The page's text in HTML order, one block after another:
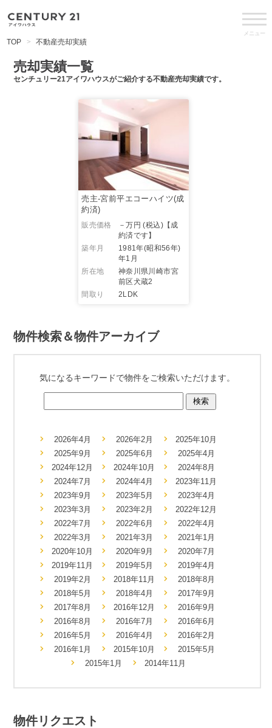
メニュー
TOP 不動産売却実績
売却実績一覧
センチュリー21アイワハウスがご紹介する不動産売却実績です。
売主-宮前平エコーハイツ(成
約済)
販売価格 －万円 (税込)【成
約済です】
築年月
1981年(昭和56年)
年1月
所在地
神奈川県川崎市宮
前区犬蔵2
間取り
2LDK
物件検索＆物件アーカイブ
気になるキーワードで物件をご検索いただけます。
2026年4月 2026年2月
2025年10月
2025年9月
2025年6月
2025年4月
2024年12月
2024年10月
2024年8月
2024年7月
2024年4月
2023年11月
2023年9月
2023年5月
2023年4月
2023年3月
2023年2月
2022年12月
2022年7月
2022年6月
2022年4月
2022年3月
2021年3月
2021年1月
2020年10月
2020年9月
2020年7月
2019年11月
2019年5月
2019年4月
2019年2月
2018年11月
2018年8月
2018年5月
2018年4月
2017年9月
2017年8月
2016年12月
2016年9月
2016年8月
2016年7月
2016年6月
2016年5月
2016年4月
2016年2月
2016年1月
2015年10月
2015年5月
2015年1月
2014年11月
物件リクエスト